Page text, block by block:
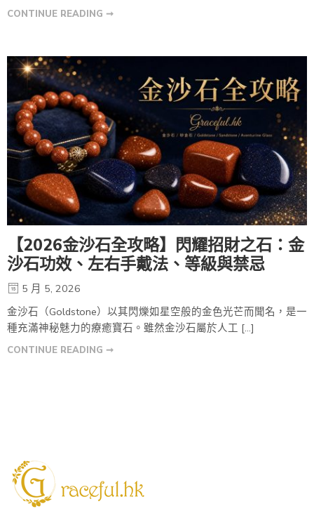
CONTINUE READING ➞
【2026金沙石全攻略】閃耀招財之石：金
沙石功效、左右手戴法、等級與禁忌
5 月 5, 2026
金沙石（Goldstone）以其閃爍如星空般的金色光芒而聞名，是一
種充滿神秘魅力的療癒寶石。雖然金沙石屬於人工 […]
CONTINUE READING ➞